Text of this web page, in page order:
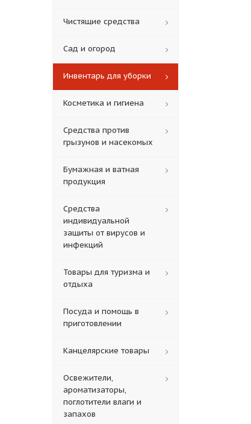
Чистящие средства
Сад и огород
Инвентарь для уборки
Косметика и гигиена
Средства против
грызунов и насекомых
Бумажная и ватная
продукция
Средства
индивидуальной
защиты от вирусов и
инфекций
Товары для туризма и
отдыха
Посуда и помощь в
приготовлении
Канцелярские товары
Освежители,
ароматизаторы,
поглотители влаги и
запахов